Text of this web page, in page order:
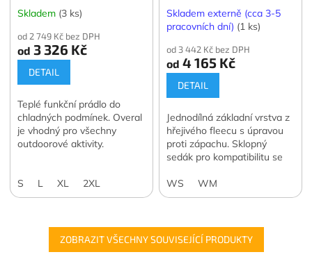
Skladem (3 ks)
od 2 749 Kč bez DPH
od 3 326 Kč
DETAIL
Teplé funkční prádlo do
chladných podmínek. Overal
je vhodný pro všechny
outdoorové aktivity.
S L XL 2XL
Skladem externě (cca 3-5
pracovních dní) (1 ks)
od 3 442 Kč bez DPH
od 4 165 Kč
DETAIL
Jednodílná základní vrstva z
hřejivého fleecu s úpravou
proti zápachu. Sklopný
sedák pro kompatibilitu se
WS
WM
ZOBRAZIT VŠECHNY SOUVISEJÍCÍ PRODUKTY